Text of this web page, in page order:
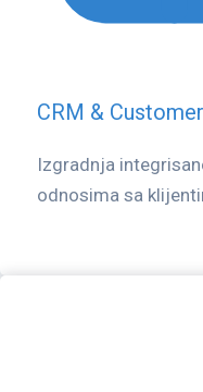
CRM &
Izgradnja
odnosima sa